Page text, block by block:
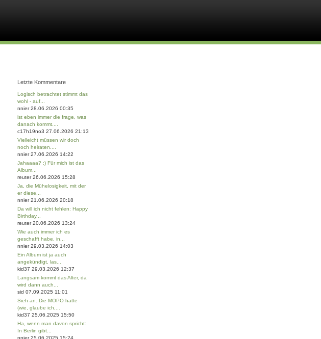
Letzte Kommentare
Logisch betrachtet stimmt das
wohl - auf...
nnier 28.06.2026 00:35
ist eben immer die frage, was
danach kommt....
c17h19no3 27.06.2026 21:13
Vielleicht müssen wir doch
noch heiraten....
nnier 27.06.2026 14:22
Jahaaaa? :) Für mich ist das
Album...
reuter 26.06.2026 15:28
Ja, die Mühelosigkeit, mit der
er diese...
nnier 21.06.2026 20:18
Da will ich nicht fehlen: Happy
Birthday...
reuter 20.06.2026 13:24
Wie auch immer ich es
geschafft habe, in...
nnier 29.03.2026 14:03
Ein Album ist ja auch
angekündigt, las...
kid37 29.03.2026 12:37
Langsam kommt das Alter, da
wird dann auch...
sid 07.09.2025 11:01
Sieh an. Die MOPO hatte
(wie, glaube ich,...
kid37 25.06.2025 15:50
Ha, wenn man davon spricht:
In Berlin gibt...
nnier 25.06.2025 15:24